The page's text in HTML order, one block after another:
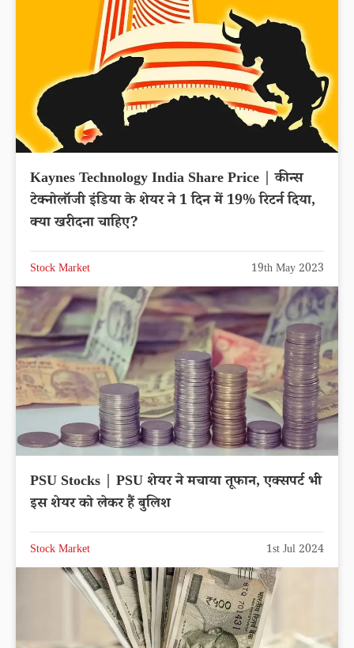
Kaynes Technology India Share Price | कीन्स
टेक्नोलॉजी इंडिया के शेयर ने 1 दिन में 19% रिटर्न दिया,
क्या खरीदना चाहिए?
Stock Market 19th May 2023
PSU Stocks | PSU शेयर ने मचाया तूफान, एक्सपर्ट भी
इस शेयर को लेकर हैं बुलिश
Stock Market 1st Jul 2024